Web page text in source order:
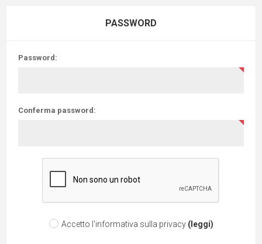
PASSWORD
Password:
Conferma password:
Accetto l'informativa sulla privacy (leggi)